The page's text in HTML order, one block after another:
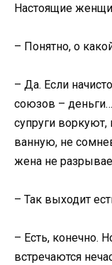
Настоящие
– Понятно, о
– Да. Если
союзов –
супруги
ванную, не
жена не
– Так выходит
– Есть, конечно.
встречаются